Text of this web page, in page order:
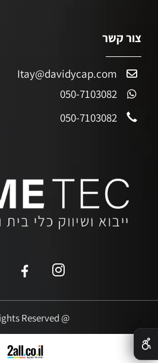
צור קשר
Itay@davidycap.com
050-7103082
050-7103082
@ All Rights Reserved